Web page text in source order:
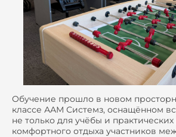
Обучение прошло в новом
классе ААМ Системз, оснащённом
не только для учёбы и
комфортного отдыха участников